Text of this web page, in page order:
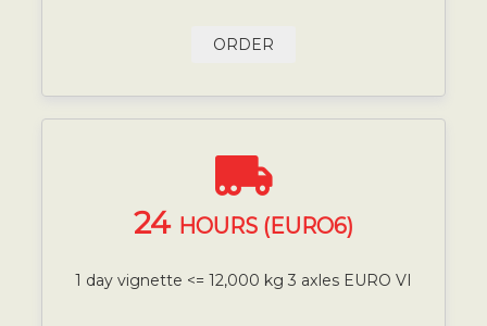
ORDER
24 HOURS (EURO6)
1 day vignette <= 12,000 kg 3 axles EURO VI